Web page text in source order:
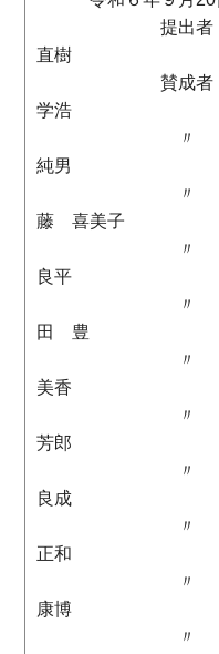
提出者 南
直樹
賛成
学浩
〃
純男
〃
藤 喜美子
〃
良平
〃
田 豊
〃
美香
〃
芳郎
〃
良成
〃
正和
〃
康博
〃